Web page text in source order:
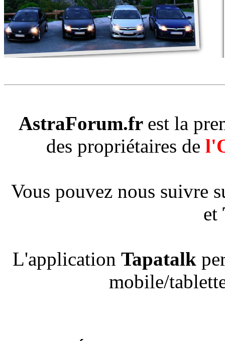
AstraForum.fr est la
des propriétaires de
Vous pouvez nous suivre
et
L'application Tapatalk
mobile/